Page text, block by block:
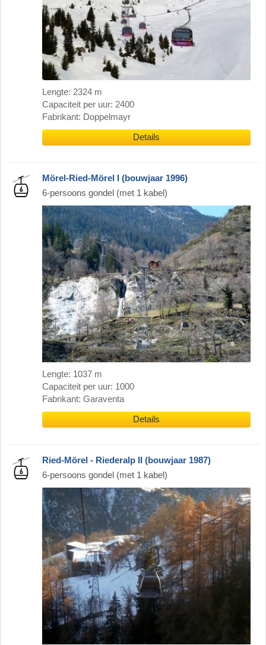
Lengte: 2324 m
Capaciteit per uur: 2400
Fabrikant: Doppelmayr
Details
Mörel-Ried-Mörel I (bouwjaar 1996)
6-persoons gondel (met 1 kabel)
Lengte: 1037 m
Capaciteit per uur: 1000
Fabrikant: Garaventa
Details
Ried-Mörel - Riederalp II (bouwjaar 1987)
6-persoons gondel (met 1 kabel)